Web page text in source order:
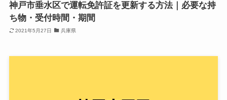
神戸市垂水区で運転免許証を更新する方法｜必要な持
ち物・受付時間・期間
2021年5月27日 兵庫県